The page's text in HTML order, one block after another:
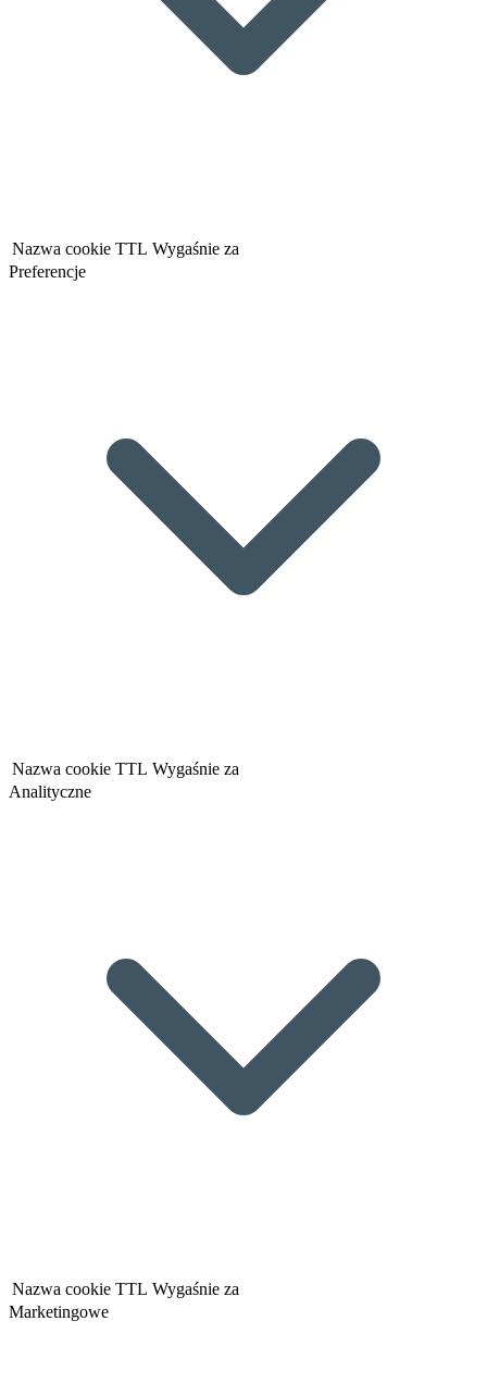
Nazwa cookie TTL Wygaśnie za
Preferencje
Nazwa cookie TTL Wygaśnie za
Analityczne
Nazwa cookie TTL Wygaśnie za
Marketingowe